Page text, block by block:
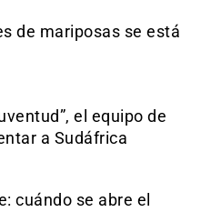
de mariposas se está
el equipo de
a Sudáfrica
cuándo se abre el